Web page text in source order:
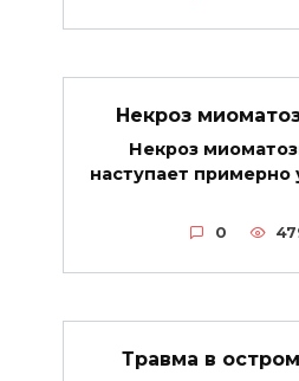
Некроз
Некроз
наступает примерно
0
Травма в